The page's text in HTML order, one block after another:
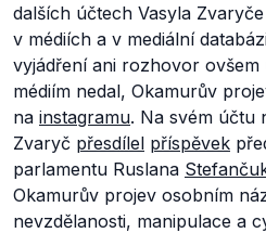
dalších účtech Vasyla
v médiích a v mediální
vyjádření ani rozhovor
médiím nedal, Okamurův
na instagramu. Na svém účtu
Zvaryč přesdílel příspěvek
parlamentu Ruslana
Okamurův projev osobním
nevzdělanosti, manipulace a